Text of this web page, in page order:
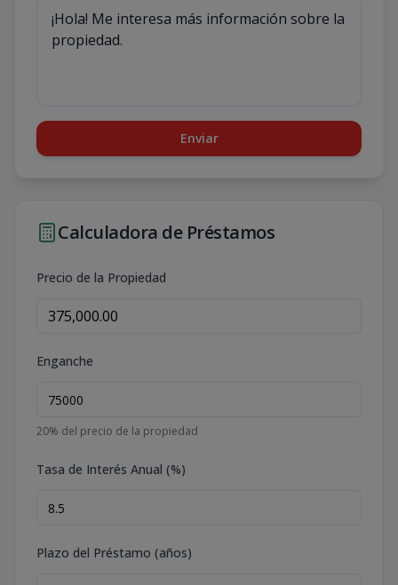
Enviar
Calculadora de Préstamos
Precio de la Propiedad
Enganche
20% del precio de la propiedad
Tasa de Interés Anual (%)
Plazo del Préstamo (años)